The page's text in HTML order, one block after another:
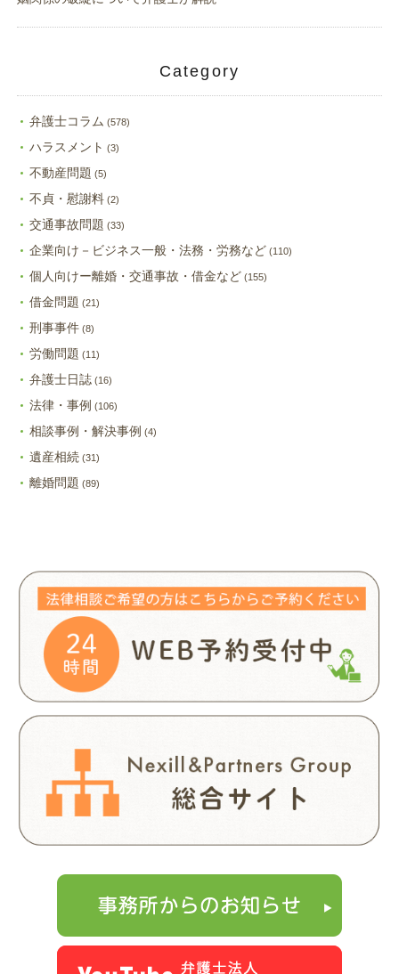
Category
弁護士コラム (578)
ハラスメント (3)
不動産問題 (5)
不貞・慰謝料(2)
交通事故問題 (33)
企業向け－ビジネス一般・法務・労務など(110)
個人向けー離婚・交通事故・借金など(155)
借金問題 (21)
刑事事件(8)
労働問題 (11)
弁護士日誌(16)
法律・事例 (106)
相談事例・解決事例 (4)
遺産相続(31)
離婚問題 (89)